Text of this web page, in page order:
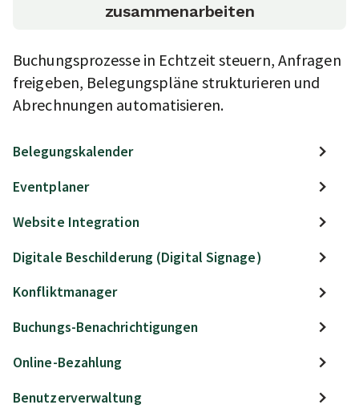
zusammenarbeiten
Buchungsprozesse in Echtzeit steuern, Anfragen
freigeben, Belegungspläne strukturieren und
Abrechnungen automatisieren.
Belegungskalender
Eventplaner
Website Integration
Digitale Beschilderung (Digital Signage)
Konfliktmanager
Buchungs-Benachrichtigungen
Online-Bezahlung
Benutzerverwaltung